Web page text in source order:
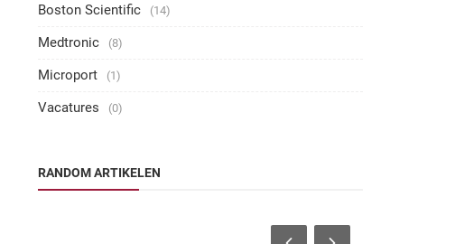
Boston Scientific (14)
Medtronic (8)
Microport (1)
Vacatures (0)
RANDOM ARTIKELEN